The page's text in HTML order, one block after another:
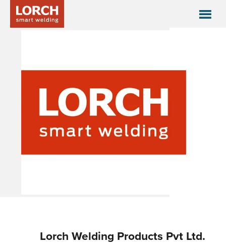
Lorch Welding Products Pvt Ltd.